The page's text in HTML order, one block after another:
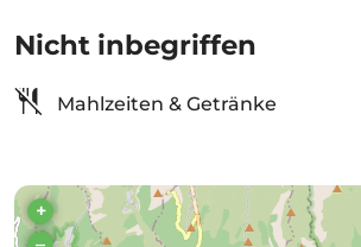
Nicht inbegriffen
Mahlzeiten & Getränke
+